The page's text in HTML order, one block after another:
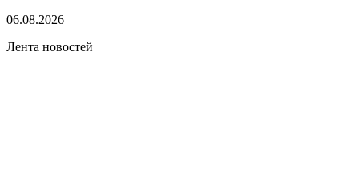
06.08.2026
Лента новостей